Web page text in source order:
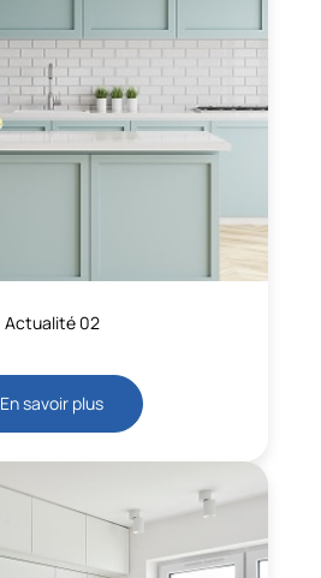
Actualité 02
En savoir plus